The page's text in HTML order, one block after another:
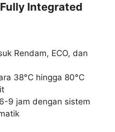
Fully Integrated
Rendam, ECO, dan
38°C hingga 80°C
9 jam dengan sistem